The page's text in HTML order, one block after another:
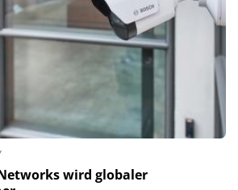
wird globaler